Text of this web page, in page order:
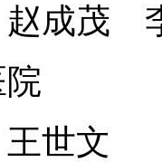
成茂
世文